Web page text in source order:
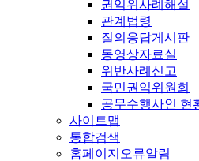
권익위사례해설
관계법령
질의응답게시판
동영상자료실
위반사례신고
국민권익위원회
공무수행사인 현
사이트맵
통합검색
홈페이지오류알림